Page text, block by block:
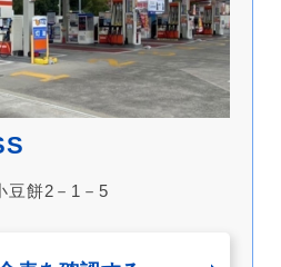
豆餅2－1－5